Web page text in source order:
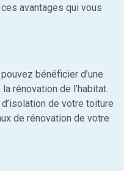
avantages qui vous
bénéficier d’une
rénovation de l’habitat.
de votre toiture
de rénovation de votre